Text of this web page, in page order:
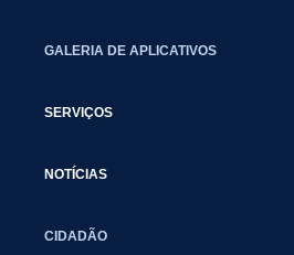
GALERIA DE APLICATIVOS
SERVIÇOS
NOTÍCIAS
CIDADÃO